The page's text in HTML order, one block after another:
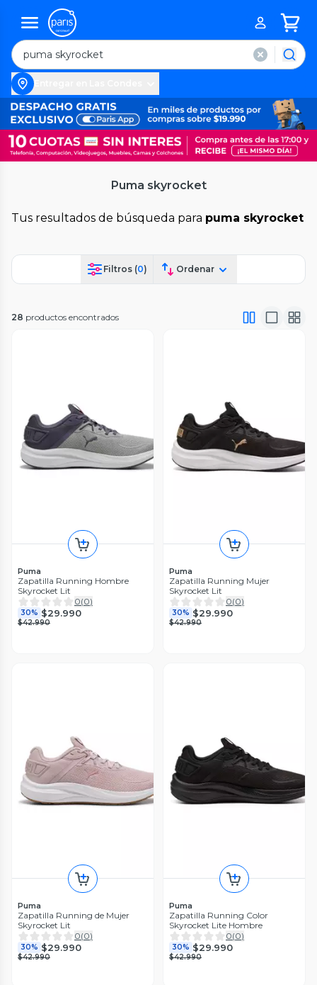
Puma skyrocket
Tus resultados de búsqueda para puma skyrocket
Filtros (0) Ordenar
28 productos encontrados
Puma
Zapatilla Running Hombre
Skyrocket Lit
0(0)
30% $29.990
$42.990
Puma
Zapatilla Running Mujer
Skyrocket Lit
0(0)
30% $29.990
$42.990
Puma
Zapatilla Running de Mujer
Skyrocket Lit
0(0)
30% $29.990
$42.990
Puma
Zapatilla Running Color
Skyrocket Lite Hombre
0(0)
30% $29.990
$42.990